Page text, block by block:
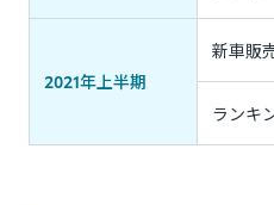
2021年上半期
新車販
ランキ